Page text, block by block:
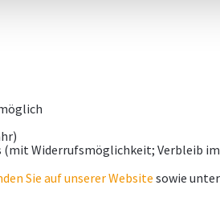
(mit Widerrufsmöglichkeit; Verbleib
Sie auf unserer Websitesowie unter